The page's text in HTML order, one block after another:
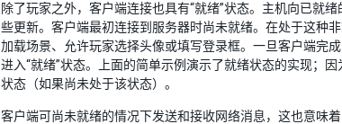
除了玩家之外，客户端连接也具有“就绪”状态。主机向已就
些更新。客户端最初连接到服务器时尚未就绪。在处于这种
加载场景、允许玩家选择头像或填写登录框。一旦客户端完
进入“就绪”状态。上面的简单示例演示了就绪状态的实现；因
状态（如果尚未处于该状态）。
客户端可尚未就绪的情况下发送和接收网络消息，这也意味